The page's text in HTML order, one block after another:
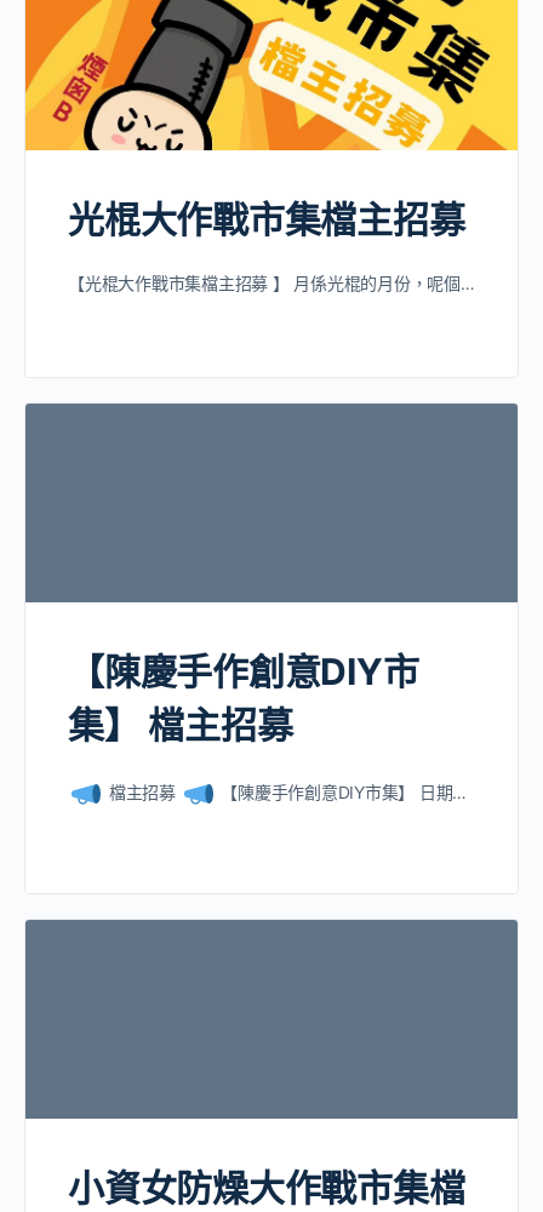
光棍大作戰市集檔主招募
【光棍大作戰市集檔主招募 】 月係光棍的月份，呢個…
【陳慶手作創意DIY市
集】 檔主招募
檔主招募 【陳慶手作創意DIY市集】 日期…
小資女防燥大作戰市集檔